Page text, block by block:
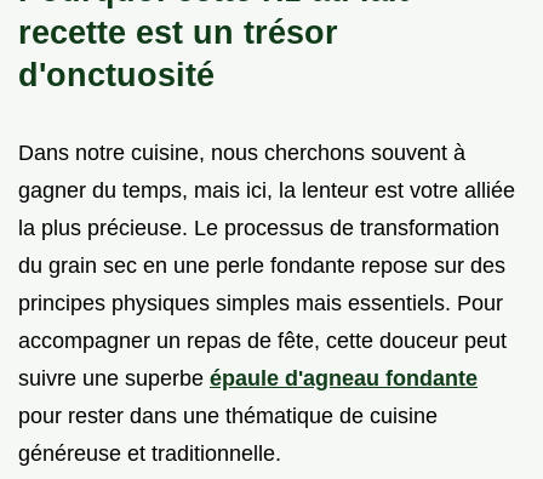
recette est un trésor
d'onctuosité
Dans notre cuisine, nous cherchons souvent à
gagner du temps, mais ici, la lenteur est votre alliée
la plus précieuse. Le processus de transformation
du grain sec en une perle fondante repose sur des
principes physiques simples mais essentiels. Pour
accompagner un repas de fête, cette douceur peut
suivre une superbe épaule d'agneau fondante
pour rester dans une thématique de cuisine
généreuse et traditionnelle.